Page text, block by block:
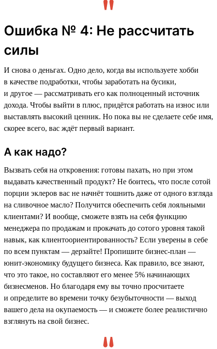
Ошибка № 4: Не рассчитать
силы
И снова о деньгах. Одно дело, когда вы используете хобби
в качестве подработки, чтобы заработать на бусики,
и другое — рассматривать его как полноценный источник
дохода. Чтобы выйти в плюс, придётся работать на износ или
выставлять высокий ценник. Но пока вы не сделаете себе имя,
скорее всего, вас ждёт первый вариант.
А как надо?
Вызвать себя на откровения: готовы пахать, но при этом
выдавать качественный продукт? Не боитесь, что после сотой
порции эклеров вас не начнёт тошнить даже от одного взгляда
на сливочное масло? Получится обеспечить себя лояльными
клиентами? И вообще, сможете взять на себя функцию
менеджера по продажам и прокачать до сотого уровня такой
навык, как клиентоориентированность? Если уверены в себе
по всем пунктам — дерзайте! Пропишите бизнес-план —
юнит-экономику будущего бизнеса. Как правило, все знают,
что это такое, но составляют его менее 5% начинающих
бизнесменов. Но благодаря ему вы точно просчитаете
и определите во времени точку безубыточности — выход
вашего дела на окупаемость — и сможете более реалистично
взглянуть на свой бизнес.